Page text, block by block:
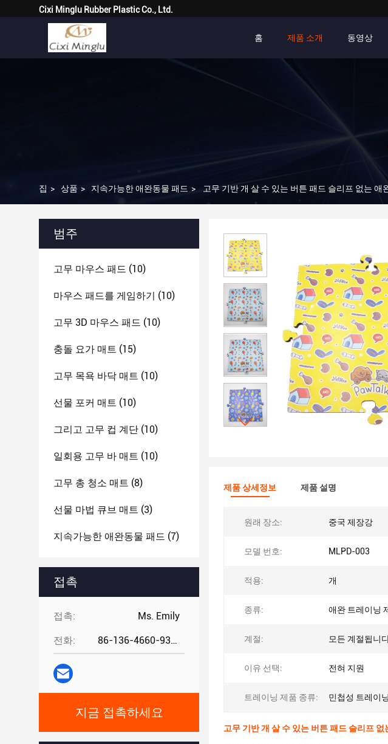
Cixi Minglu Rubber Plastic Co., Ltd.
홈 제품 소개 동영상
집 > 상품 > 지속가능한 애완동물 패드 > 고무 기반 개 살 수 있는 버튼 패드 슬리프 없는 애
범주
고무 마우스 패드 (10)
마우스 패드를 게임하기 (10)
고무 3D 마우스 패드 (10)
충돌 요가 매트 (15)
고무 목욕 바닥 매트 (10)
선물 포커 매트 (10)
그리고 고무 컵 계단 (10)
일회용 고무 바 매트 (10)
고무 총 청소 매트 (8)
선물 마법 큐브 매트 (3)
지속가능한 애완동물 패드 (7)
접촉
접촉: Ms. Emily
전화: 86-136-4660-9331
지금 접촉하세요
제품 상세정보 제품 설명
원래 장소: 중국 제장강
모델 번호: MLPD-003
적용: 개
종류: 애완 트레이닝
계절: 모든 계절됩니
이유 선택: 전혀 지원
트레이닝 제품 종류: 민첩성 트레이
고무 기반 개 살 수 있는 버튼 패드 슬리프